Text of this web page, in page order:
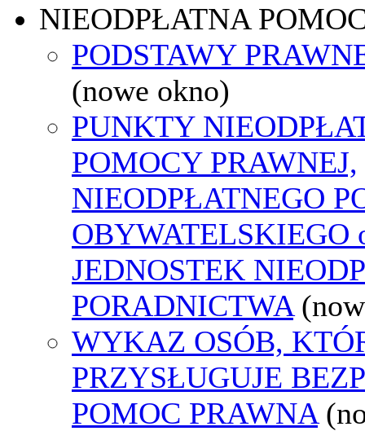
NIEODPŁATNA
PODSTAWY
(nowe okno)
PUNKTY
POMOCY PRAWNEJ,
NIEODPŁATNEGO
OBYWATELSKIEGO
JEDNOSTEK
PORADNICTWA
WYKAZ OSÓB,
PRZYSŁUGUJE
POMOC PRAWNA